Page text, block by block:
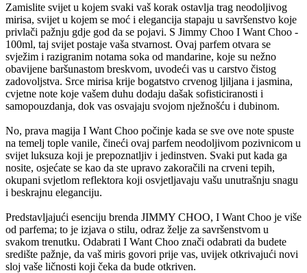
Zamislite svijet u kojem svaki vaš korak ostavlja trag neodoljivog
mirisa, svijet u kojem se moć i elegancija stapaju u savršenstvo koje
privlači pažnju gdje god da se pojavi. S Jimmy Choo I Want Choo -
100ml, taj svijet postaje vaša stvarnost. Ovaj parfem otvara se
svježim i razigranim notama soka od mandarine, koje su nežno
obavijene baršunastom breskvom, uvodeći vas u carstvo čistog
zadovoljstva. Srce mirisa krije bogatstvo crvenog ljiljana i jasmina,
cvjetne note koje vašem duhu dodaju dašak sofisticiranosti i
samopouzdanja, dok vas osvajaju svojom nježnošću i dubinom.
No, prava magija I Want Choo počinje kada se sve ove note spuste
na temelj tople vanile, čineći ovaj parfem neodoljivom pozivnicom u
svijet luksuza koji je prepoznatljiv i jedinstven. Svaki put kada ga
nosite, osjećate se kao da ste upravo zakoračili na crveni tepih,
okupani svjetlom reflektora koji osvjetljavaju vašu unutrašnju snagu
i beskrajnu eleganciju.
Predstavljajući esenciju brenda JIMMY CHOO, I Want Choo je više
od parfema; to je izjava o stilu, odraz želje za savršenstvom u
svakom trenutku. Odabrati I Want Choo znači odabrati da budete
središte pažnje, da vaš miris govori prije vas, uvijek otkrivajući novi
sloj vaše ličnosti koji čeka da bude otkriven.